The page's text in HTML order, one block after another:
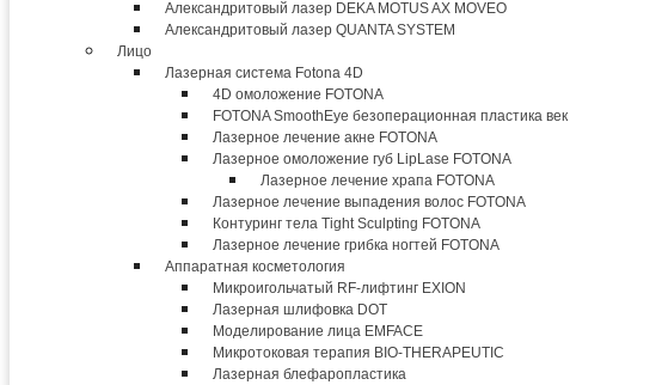
Александритовый лазер DEKA MOTUS AX MOVEO
Александритовый лазер QUANTA SYSTEM
Лицо
Лазерная система Fotona 4D
4D омоложение FOTONA
FOTONA SmoothEye безоперационная пластика век
Лазерное лечение акне FOTONA
Лазерное омоложение губ LipLase FOTONA
Лазерное лечение храпа FOTONA
Лазерное лечение выпадения волос FOTONA
Контуринг тела Tight Sculpting FOTONA
Лазерное лечение грибка ногтей FOTONA
Аппаратная косметология
Микроигольчатый RF-лифтинг EXION
Лазерная шлифовка DOT
Моделирование лица EMFACE
Микротоковая терапия BIO-THERAPEUTIC
Лазерная блефаропластика